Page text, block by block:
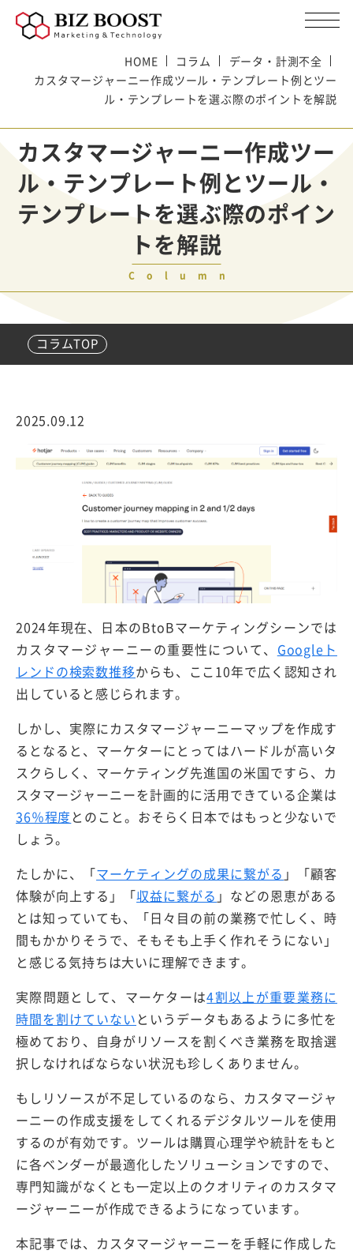
HOME コラム
データ・計測不全
カスタマージャーニー作成ツール・テンプレート例とツー
ル・テンプレートを選ぶ際のポイントを解説
カスタマージャーニー作成ツー
ル・テンプレート例とツール・
テンプレートを選ぶ際のポイン
トを解説
Column
コラムTOP
2025.09.12
2024年現在、日本のBtoBマーケティングシーンでは
カスタマージャーニーの重要性について、 Googleト
レンドの検索数推移からも、ここ10年で広く認知され
出していると感じられます。
しかし、実際にカスタマージャーニーマップを作成す
るとなると、マーケターにとってはハードルが高いタ
スクらしく、マーケティング先進国の米国ですら、カ
スタマージャーニーを計画的に活用できている企業は
36％程度 とのこと。おそらく日本ではもっと少ないで
しょう。
たしかに、「マーケティングの成果に繋がる 」「顧客
体験が向上する」「収益に繋がる 」などの恩恵がある
とは知っていても、「日々目の前の業務で忙しく、時
間もかかりそうで、そもそも上手く作れそうにない」
と感じる気持ちは大いに理解できます。
実際問題として、マーケターは4割以上が重要業務に
時間を割けていない というデータもあるように多忙を
極めており、自身がリソースを割くべき業務を取捨選
択しなければならない状況も珍しくありません。
もしリソースが不足しているのなら、カスタマージャ
ーニーの作成支援をしてくれるデジタルツールを使用
するのが有効です。ツールは購買心理学や統計をもと
に各ベンダーが最適化したソリューションですので、
専門知識がなくとも一定以上のクオリティのカスタマ
ージャーニーが作成できるようになっています。
本記事では、カスタマージャーニーを手軽に作成した